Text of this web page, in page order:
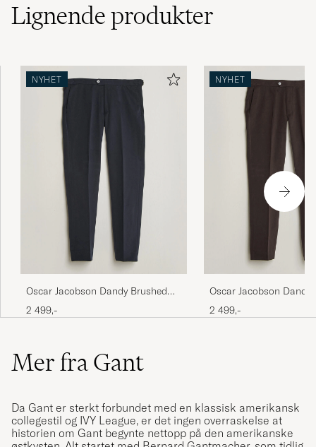
Lignendeprodukter
NYHET
Oscar Jacobson Dandy Brushed
Cotton Trousers Blue
2 499,-
NYHET
Oscar Jacobson Dandy
Cotton Trousers Brown
2 499,-
Mer fra Gant
Da Gant er sterkt forbundet med en klassisk amerikansk
collegestil og IVY League, er det ingen overraskelse at
historien om Gant begynte nettopp på den amerikanske